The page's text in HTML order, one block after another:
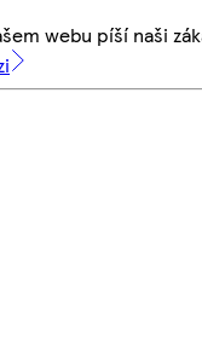
webu píší naši